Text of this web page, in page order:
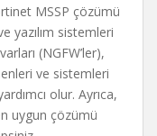
MSSP çözümü
yazılım sistemleri
(NGFW’ler),
ve sistemleri
olur. Ayrıca,
uygun çözümü